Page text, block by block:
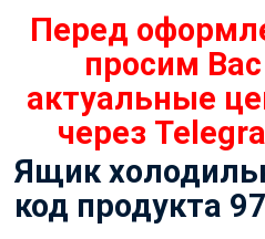
Перед
просим
актуальные
через
Ящик
код продукта